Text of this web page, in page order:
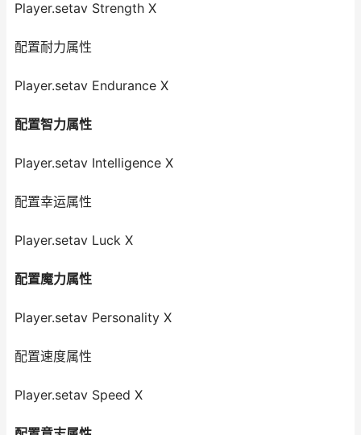
Player.setav Strength X
配置耐力属性
Player.setav Endurance X
配置智力属性
Player.setav Intelligence X
配置幸运属性
Player.setav Luck X
配置魔力属性
Player.setav Personality X
配置速度属性
Player.setav Speed X